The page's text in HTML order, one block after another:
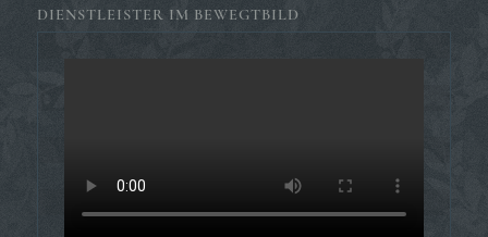
DIENSTLEISTER IM BEWEGTBILD